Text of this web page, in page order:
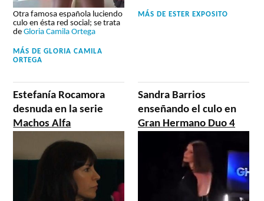
Otra famosa española luciendo
culo en ésta red social; se trata
deGloria Camila Ortega
MÁS DEGLORIA CAMILA
ORTEGA
MÁS DE ESTER EXPOSITO
Estefanía Rocamora
desnuda en la serie
Machos Alfa
Sandra Barrios
enseñando el culo en
Gran Hermano Duo 4